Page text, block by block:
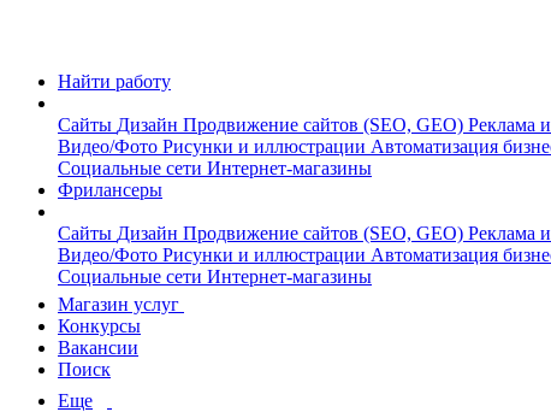
Найти работу
Сайты Дизайн Продвижение сайтов (SEO, GEO) Реклама
Видео/Фото Рисунки и иллюстрации Автоматизация
Социальные сети Интернет-магазины
Фрилансеры
Сайты Дизайн Продвижение сайтов (SEO, GEO) Реклама
Видео/Фото Рисунки и иллюстрации Автоматизация
Социальные сети Интернет-магазины
Магазин услуг
Конкурсы
Вакансии
Поиск
Еще